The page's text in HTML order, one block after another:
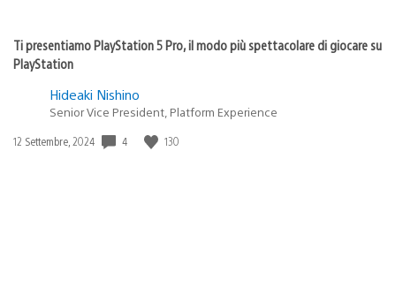
Ti presentiamo PlayStation 5 Pro, il modo più spettacolare di giocare su
PlayStation
Hideaki Nishino
Senior Vice President, Platform Experience
Data
12 Settembre, 2024 4 130